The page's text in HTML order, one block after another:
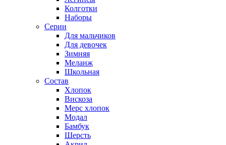
Колготки
Наборы
Серии
Для мальчиков
Для девочек
Зимняя
Меланж
Школьная
Состав
Хлопок
Вискоза
Мерс хлопок
Модал
Бамбук
Шерсть